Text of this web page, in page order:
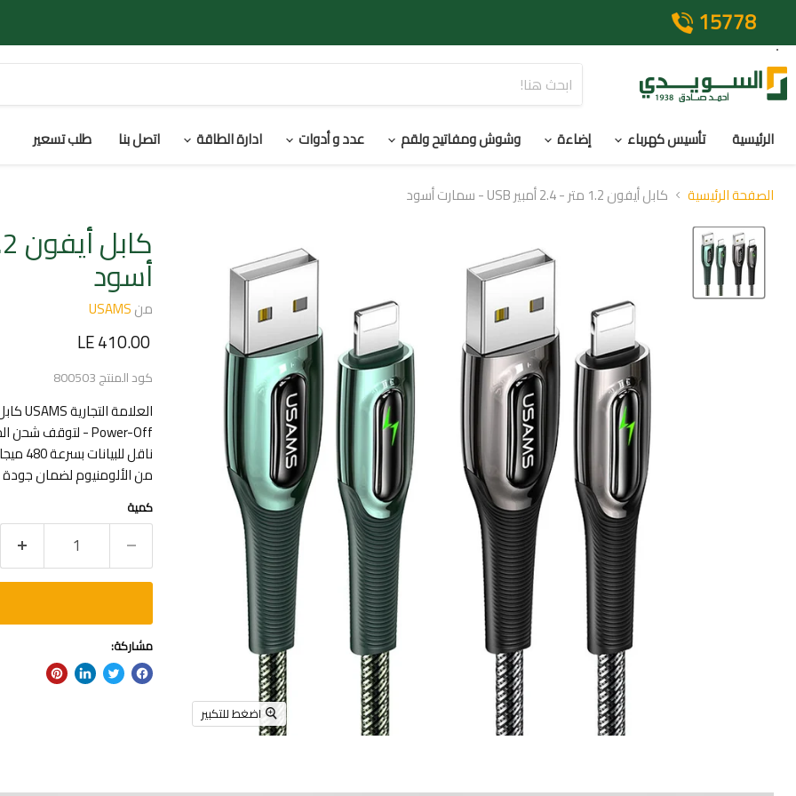
15778
الرئيسية تأسيس كهرباء إضاءة وشوش ومفاتيح ولقم عدد و أدوات ادارة الطاقة اتصل بنا طلب تسعير
الصفحة الرئيسية كابل أيفون 1.2 متر - 2.4 أمبير USB - سمارت أسود
اضغط للتكبير
أسود
منUSAMS
السعر الحالي
LE 410.00
كود المنتج800503
من الألومنيوم لضمان جودة
كمية
مشاركة: